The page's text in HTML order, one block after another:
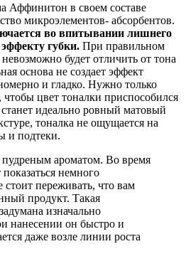
Аффинитон в своем составе
микроэлементов- абсорбентов.
во впитывании лишнего
губки. При правильном
будет отличить от тона
основа не создает эффект
и гладко. Нужно только
чтобы цвет тоналки приспособился
станет идеально ровный матовый
тоналка не ощущается на
и подтеки.
пудреным ароматом. Во время
немного
переживать, что вам
продукт. Такая
изначально
нанесении он быстро и
даже возле линии роста